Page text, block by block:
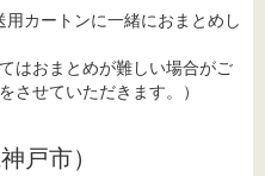
カートンに一緒におまとめし
はおまとめが難しい場合がご
させていただきます。）
戸市）